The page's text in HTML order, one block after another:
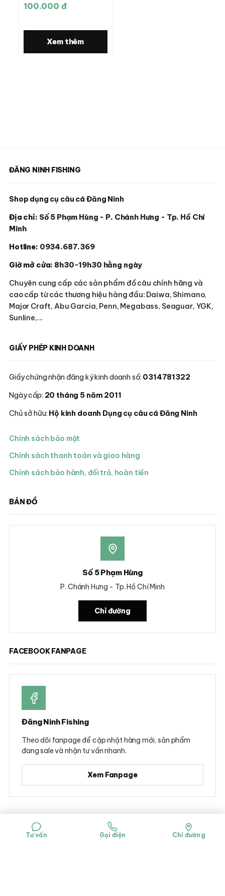
100.000 đ
Xem thêm
ĐĂNG NINH FISHING
Shop dụng cụ câu cá Đăng Ninh
Địa chỉ: Số 5 Phạm Hùng - P. Chánh Hưng - Tp. Hồ Chí
Minh
Hotline: 0934.687.369
Giờ mở cửa: 8h30-19h30 hằng ngày
Chuyên cung cấp các sản phẩm đồ câu chính hãng và
cao cấp từ các thương hiệu hàng đầu: Daiwa, Shimano,
Major Craft, Abu Garcia, Penn, Megabass, Seaguar, YGK,
Sunline,...
GIẤY PHÉP KINH DOANH
Giấy chứng nhận đăng ký kinh doanh số: 0314781322
Ngày cấp: 20 tháng 5 năm 2011
Chủ sở hữu: Hộ kinh doanh Dụng cụ câu cá Đăng Ninh
Chính sách bảo mật
Chính sách thanh toán và giao hàng
Chính sách bảo hành, đổi trả, hoàn tiền
BẢN ĐỒ
Số 5 Phạm Hùng
P. Chánh Hưng - Tp. Hồ Chí Minh
Chỉ đường
FACEBOOK FANPAGE
Đăng Ninh Fishing
Theo dõi fanpage để cập nhật hàng mới, sản phẩm
đang sale và nhận tư vấn nhanh.
Xem Fanpage
© 2026 Đăng Ninh Fishing - Hộ kinh doanh Dụng cụ câu cá Đăng Ninh
Mã số đăng ký kinh doanh: 0314781322